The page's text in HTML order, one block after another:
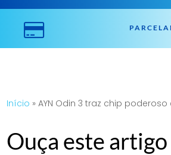

Início »AYN Odin 3 traz chip
Ouça este artigo